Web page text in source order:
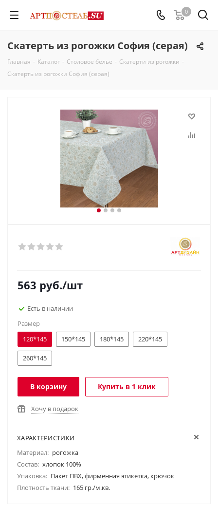
0
Скатерть из рогожки София (серая)
Главная - Каталог - Столовое белье - Скатерти из рогожки -
Скатерть из рогожки София (серая)
563 руб./шт
Есть в наличии
Размер
120*145
150*145 180*145 220*145
260*145
В корзину Купить в 1 клик
Хочу в подарок
ХАРАКТЕРИСТИКИ
Материал: рогожка
Состав: хлопок 100%
Упаковка: Пакет ПВХ, фирменная этикетка, крючок
Плотность ткани: 165 гр./м.кв.